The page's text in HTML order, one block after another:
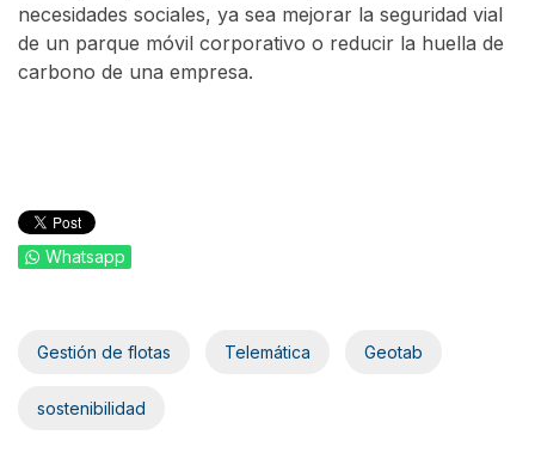
necesidades sociales, ya sea mejorar la seguridad vial
de un parque móvil corporativo o reducir la huella de
carbono de una empresa.
Whatsapp
Gestión de flotas Telemática Geotab
sostenibilidad